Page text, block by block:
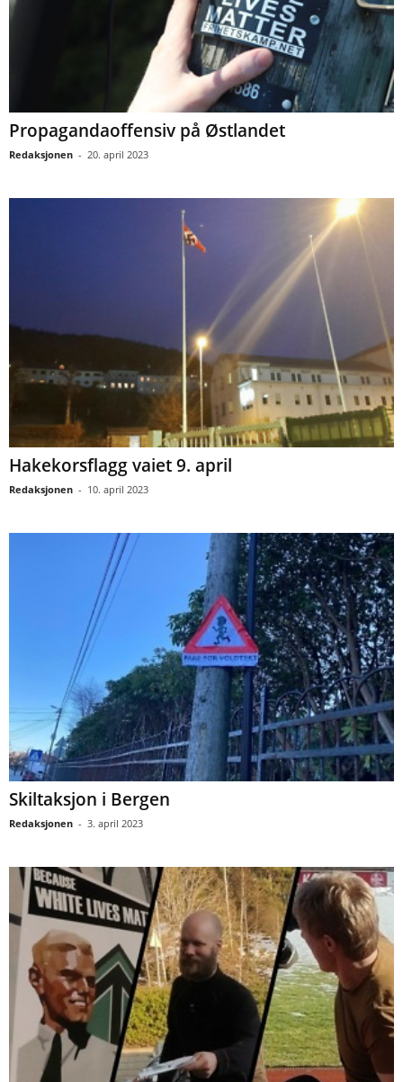
Propagandaoffensiv på Østlandet
Redaksjonen - 20. april 2023
Hakekorsflagg vaiet 9. april
Redaksjonen - 10. april 2023
Skiltaksjon i Bergen
Redaksjonen - 3. april 2023